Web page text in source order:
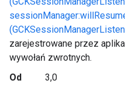
zarejestrowane przez
wywołań zwrotnych.
Od
3,0